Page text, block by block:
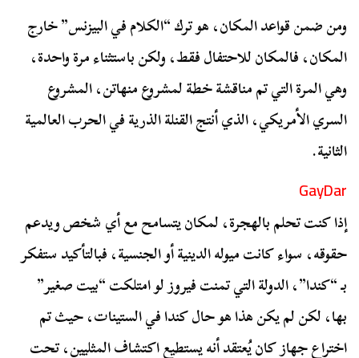
ومن ضمن قواعد المكان، هو ترك “الكلام في البيزنس” خارج
المكان، فالمكان للاحتفال فقط، ولكن باستثناء مرة واحدة،
وهي المرة التي تم مناقشة خطة لمشروع منهاتن، المشروع
السري الأمريكي، الذي أنتج القنلة الذرية في الحرب العالمية
الثانية.
GayDar
إذا كنت تحلم بالهجرة، لمكان يتسامح مع أي شخص ويدعم
حقوقه، سواء كانت ميوله الدينية أو الجنسية، فبالتأكيد ستفكر
بـ “كندا”، الدولة التي تمنت فيروز لو امتلكت “بيت صغير”
بها، لكن لم يكن هذا هو حال كندا في الستينات، حيث تم
اختراع جهاز كان يُعتقد أنه يستطيع اكتشاف المثليين، تحت